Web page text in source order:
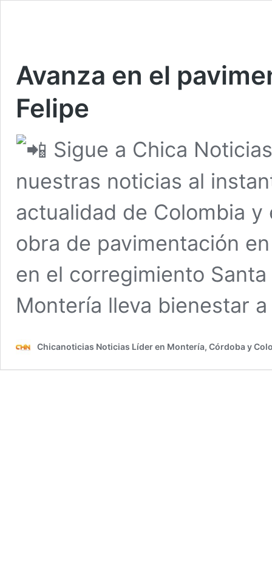
Avanza en el
Felipe
Sigue a Chica
nuestras noticias al
actualidad de Colombia
obra de pavimentación
en el corregimiento
Montería lleva bienestar
Chicanoticias Noticias Líder en Montería, Córdoba y